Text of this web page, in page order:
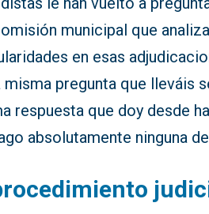
municipal que
en esas
misma pregunta que lleváis
respuesta que doy desde
absolutamente ninguna